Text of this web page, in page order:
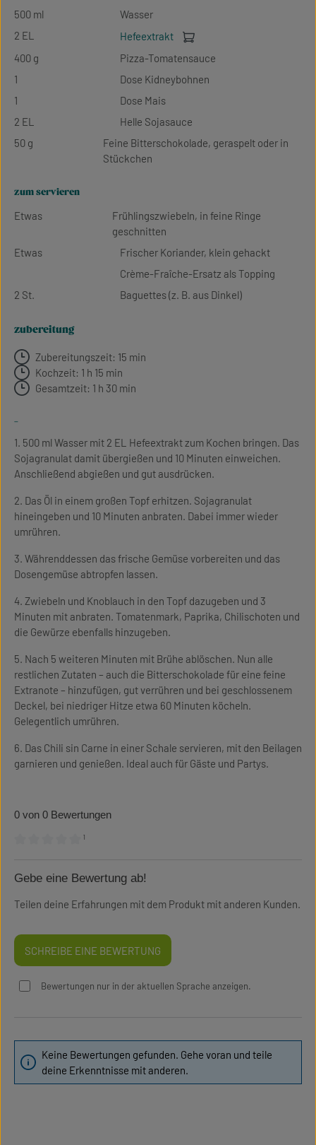
500 ml
Wasser
2 EL
Hefeextrakt
400 g
Pizza-Tomatensauce
1
Dose Kidneybohnen
1
Dose Mais
2 EL
Helle Sojasauce
50 g
Feine Bitterschokolade, geraspelt oder in
Stückchen
zum servieren
Etwas
Frühlingszwiebeln, in feine Ringe
geschnitten
Etwas
Frischer Koriander, klein gehackt
Crème-Fraîche-Ersatz als Topping
2 St.
Baguettes (z. B. aus Dinkel)
zubereitung
Zubereitungszeit: 15 min
Kochzeit: 1 h 15 min
Gesamtzeit: 1 h 30 min
-
1. 500 ml Wasser mit 2 EL Hefeextrakt zum Kochen bringen. Das
Sojagranulat damit übergießen und 10 Minuten einweichen.
Anschließend abgießen und gut ausdrücken.
2. Das Öl in einem großen Topf erhitzen. Sojagranulat
hineingeben und 10 Minuten anbraten. Dabei immer wieder
umrühren.
3. Währenddessen das frische Gemüse vorbereiten und das
Dosengemüse abtropfen lassen.
4. Zwiebeln und Knoblauch in den Topf dazugeben und 3
Minuten mit anbraten. Tomatenmark, Paprika, Chilischoten und
die Gewürze ebenfalls hinzugeben.
5. Nach 5 weiteren Minuten mit Brühe ablöschen. Nun alle
restlichen Zutaten – auch die Bitterschokolade für eine feine
Extranote – hinzufügen, gut verrühren und bei geschlossenem
Deckel, bei niedriger Hitze etwa 60 Minuten köcheln.
Gelegentlich umrühren.
6. Das Chili sin Carne in einer Schale servieren, mit den Beilagen
garnieren und genießen. Ideal auch für Gäste und Partys.
0 von 0 Bewertungen
¹
Gebe eine Bewertung ab!
Teilen deine Erfahrungen mit dem Produkt mit anderen Kunden.
SCHREIBE EINE BEWERTUNG
Bewertungen nur in der aktuellen Sprache anzeigen.
Keine Bewertungen gefunden. Gehe voran und teile
deine Erkenntnisse mit anderen.